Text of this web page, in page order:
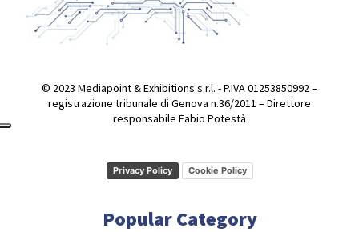
© 2023 Mediapoint & Exhibitions s.r.l. - P.IVA 01253850992 –
registrazione tribunale di Genova n.36/2011 – Direttore
responsabile Fabio Potestà
Privacy Policy Cookie Policy
Popular Category